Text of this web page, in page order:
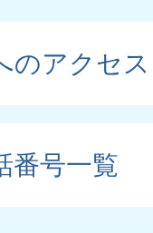
のアクセス
番号一覧